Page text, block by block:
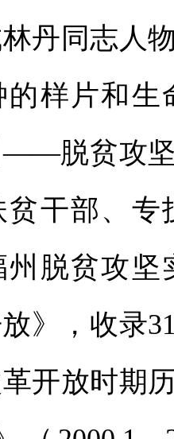
丹同志人
的样片和
——脱贫攻
贫干部、
州脱贫攻
》，收录
开放时期